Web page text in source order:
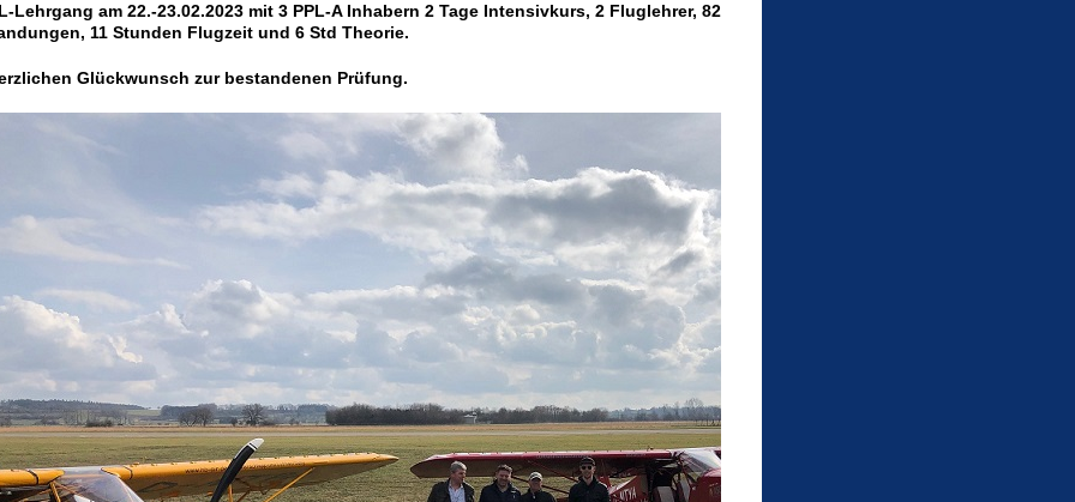
Lehrgang am 22.-23.02.2023 mit 3 PPL-A Inhabern 2 Tage Intensivkurs, 2 Fluglehrer, 82
11 Stunden Flugzeit und 6 Std Theorie.
Glückwunsch zur bestandenen Prüfung.